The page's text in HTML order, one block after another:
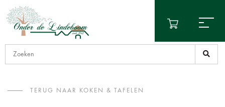
TERUG NAAR KOKEN & TAFELEN